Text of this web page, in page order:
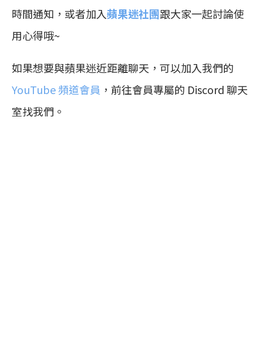
時間通知，或者加入蘋果迷社團跟大家一起討論使
用心得哦~
如果想要與蘋果迷近距離聊天，可以加入我們的
YouTube 頻道會員 ，前往會員專屬的 Discord 聊天
室找我們。